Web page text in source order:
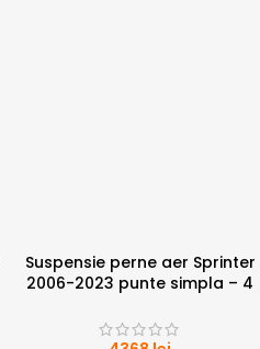
Suspensie perne aer Sprinter
2006-2023 punte simpla – 4